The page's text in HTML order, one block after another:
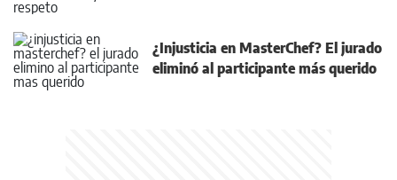
¿Injusticia en MasterChef? El jurado
eliminó al participante más querido